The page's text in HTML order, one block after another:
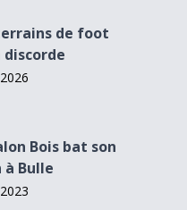
de foot
discorde
Bois bat son
à Bulle